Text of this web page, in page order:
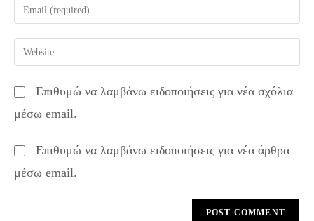
comment
Enter
your
email
address
comment
Enter
your
URL
(optional)
Επιθυμώ να λαμβάνω ειδοποιήσεις για νέα σχόλια
μέσω email.
Επιθυμώ να λαμβάνω ειδοποιήσεις για νέα άρθρα
μέσω email.